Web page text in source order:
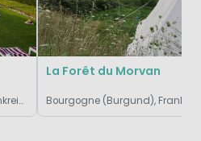
Bourgogne (Burgund), Frankreich
La Forêt du Morvan